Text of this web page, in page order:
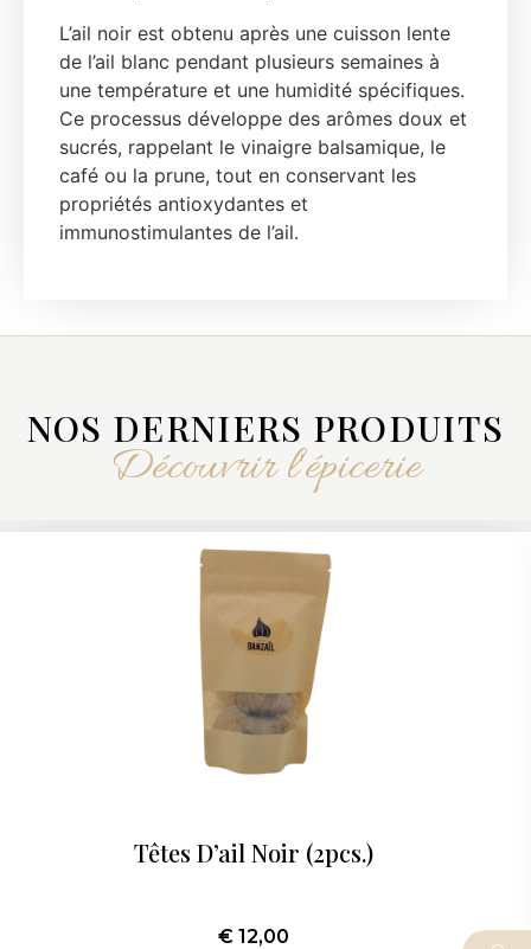
L’ail noir est obtenu après une cuisson lente
de l’ail blanc pendant plusieurs semaines à
une température et une humidité spécifiques.
Ce processus développe des arômes doux et
sucrés, rappelant le vinaigre balsamique, le
café ou la prune, tout en conservant les
propriétés antioxydantes et
immunostimulantes de l’ail.
NOS DERNIERS PRODUITS
Découvrir l'épicerie
Têtes D’ail Noir (2pcs.)
€ 12,00